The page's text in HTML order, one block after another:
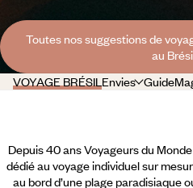
Toutes nos suggestions de
au
VOYAGE BRÉSILEnvies Guide
Depuis 40 ans Voyageurs du
dédié au voyage individuel sur
au bord d’une plage paradisiaque